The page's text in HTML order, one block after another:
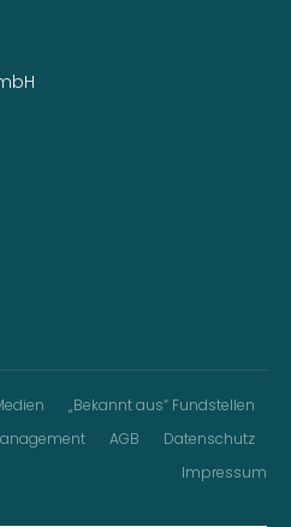
„Bekannt aus“ Fundstellen
AGB
Datenschutz
Impressum